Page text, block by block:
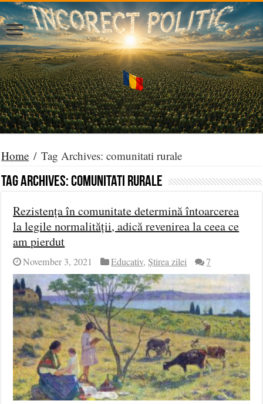
Home / Tag Archives: comunitati rurale
Tag Archives:comunitati rurale
Rezistența în comunitate determină întoarcerea
la legile normalității, adică revenirea la ceea ce
am pierdut
November 3, 2021 Educativ,Știrea zilei 7